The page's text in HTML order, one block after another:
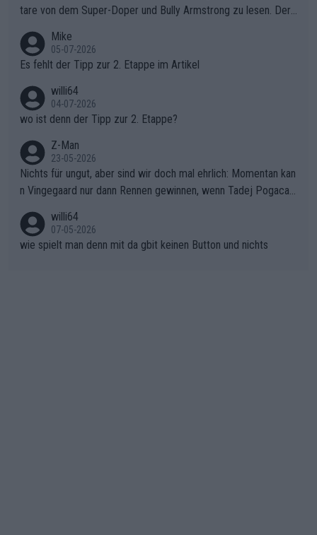
war das Loch zu Niewiadoma bereits zu groß, um es im Allein
en.Teurer Sekundenpoker: Die Quittung sind nun 15 Sekunden
Rückstand im Gesamtklassement – ein Polster, das Niewiado
gibt. Diese Etappe wird sicher als der psychologische Wendep
unkt dieser Tour in die Geschichte eingehen. Wenn man bei so
einem harten Aufstieg einmal den Moment verpasst und der K
onkurrentin die "zweite Luft" schenkt, ist der Schaden am Ber
g kaum noch zu reparieren.Vor uns liegt nun das große Finale R
ichtung Nizza. Niewiadoma hat psychologisch Oberwasser, ab
er SD Worx und Vollering müssen jetzt All-In gehen. (gregman
n)
tare von dem Super-Doper und Bully Armstrong zu lesen. Der
r die gehört nicht in dieses Medium!
Mike
05-07-2026
Es fehlt der Tipp zur 2. Etappe im Artikel
willi64
04-07-2026
wo ist denn der Tipp zur 2. Etappe?
Z-Man
23-05-2026
Nichts für ungut, aber sind wir doch mal ehrlich: Momentan kan
n Vingegaard nur dann Rennen gewinnen, wenn Tadej Pogacar
willi64
07-05-2026
wie spielt man denn mit da gbit keinen Button und nichts